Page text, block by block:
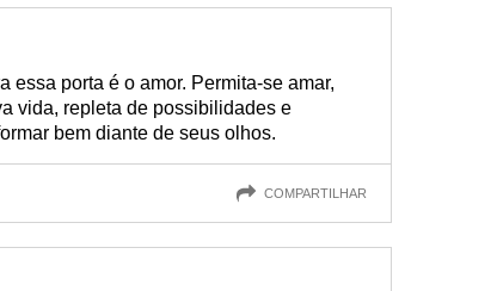
essa porta é o amor. Permita-se amar,
vida, repleta de possibilidades e
bem diante de seus olhos.
COMPARTILHAR